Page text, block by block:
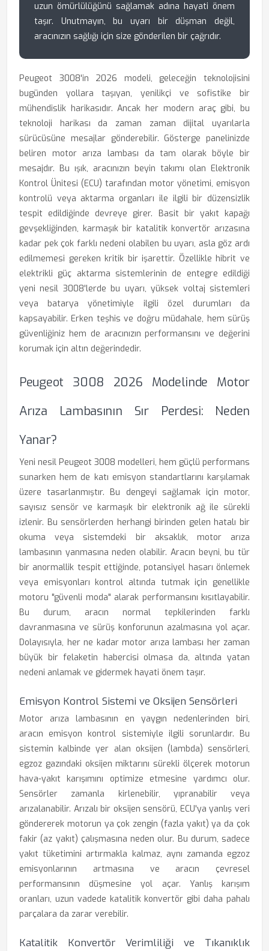
uzun ömürlülüğünü sağlamak adına hayati önem
taşır. Unutmayın, bu uyarı bir düşman değil,
aracınızın sağlığı için size gönderilen bir çağrıdır.
Peugeot 3008'in 2026 modeli, geleceğin teknolojisini
bugünden yollara taşıyan, yenilikçi ve sofistike bir
mühendislik harikasıdır. Ancak her modern araç gibi, bu
teknoloji harikası da zaman zaman dijital uyarılarla
sürücüsüne mesajlar gönderebilir. Gösterge panelinizde
beliren motor arıza lambası da tam olarak böyle bir
mesajdır. Bu ışık, aracınızın beyin takımı olan Elektronik
Kontrol Ünitesi (ECU) tarafından motor yönetimi, emisyon
kontrolü veya aktarma organları ile ilgili bir düzensizlik
tespit edildiğinde devreye girer. Basit bir yakıt kapağı
gevşekliğinden, karmaşık bir katalitik konvertör arızasına
kadar pek çok farklı nedeni olabilen bu uyarı, asla göz ardı
edilmemesi gereken kritik bir işarettir. Özellikle hibrit ve
elektrikli güç aktarma sistemlerinin de entegre edildiği
yeni nesil 3008'lerde bu uyarı, yüksek voltaj sistemleri
veya batarya yönetimiyle ilgili özel durumları da
kapsayabilir. Erken teşhis ve doğru müdahale, hem sürüş
güvenliğiniz hem de aracınızın performansını ve değerini
korumak için altın değerindedir.
Peugeot 3008 2026 Modelinde Motor
Arıza Lambasının Sır Perdesi: Neden
Yanar?
Yeni nesil Peugeot 3008 modelleri, hem güçlü performans
sunarken hem de katı emisyon standartlarını karşılamak
üzere tasarlanmıştır. Bu dengeyi sağlamak için motor,
sayısız sensör ve karmaşık bir elektronik ağ ile sürekli
izlenir. Bu sensörlerden herhangi birinden gelen hatalı bir
okuma veya sistemdeki bir aksaklık, motor arıza
lambasının yanmasına neden olabilir. Aracın beyni, bu tür
bir anormallik tespit ettiğinde, potansiyel hasarı önlemek
veya emisyonları kontrol altında tutmak için genellikle
motoru "güvenli moda" alarak performansını kısıtlayabilir.
Bu durum, aracın normal tepkilerinden farklı
davranmasına ve sürüş konforunun azalmasına yol açar.
Dolayısıyla, her ne kadar motor arıza lambası her zaman
büyük bir felaketin habercisi olmasa da, altında yatan
nedeni anlamak ve gidermek hayati önem taşır.
Emisyon Kontrol Sistemi ve Oksijen Sensörleri
Motor arıza lambasının en yaygın nedenlerinden biri,
aracın emisyon kontrol sistemiyle ilgili sorunlardır. Bu
sistemin kalbinde yer alan oksijen (lambda) sensörleri,
egzoz gazındaki oksijen miktarını sürekli ölçerek motorun
hava-yakıt karışımını optimize etmesine yardımcı olur.
Sensörler zamanla kirlenebilir, yıpranabilir veya
arızalanabilir. Arızalı bir oksijen sensörü, ECU'ya yanlış veri
göndererek motorun ya çok zengin (fazla yakıt) ya da çok
fakir (az yakıt) çalışmasına neden olur. Bu durum, sadece
yakıt tüketimini artırmakla kalmaz, aynı zamanda egzoz
emisyonlarının artmasına ve aracın çevresel
performansının düşmesine yol açar. Yanlış karışım
oranları, uzun vadede katalitik konvertör gibi daha pahalı
parçalara da zarar verebilir.
Katalitik Konvertör Verimliliği ve Tıkanıklık